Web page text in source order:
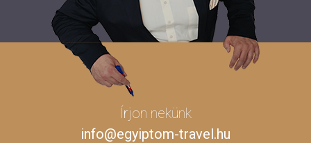
Írjon nekünk
info@egyiptom-travel.hu